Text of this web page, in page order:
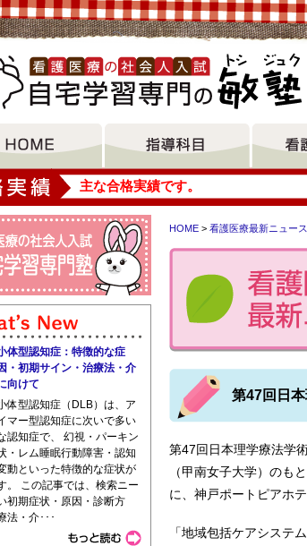
短期大学 主な合格実績です。
師会聖灯看護専門学校 聖バルナバ助産師学院
師会看護学校 上板橋看護専門学校 鹿児島医療
北多摩看護専門学校 八戸看護学校 王子市立看
センター附属看護学校 神戸市医師会看護専門
HOME > 看護医療最新ニュース
第47回日
第47回日本理学療法学
（甲南女子大学）のも
に、神戸ポートピアホ
「地域包括ケアシステ
体型認知症：特徴的な症
・初期サイン・治療法・介
向けて
体型認知症（DLB）は、ア
マー型認知症に次いで多い
認知症で、 幻視・パーキン
・レム睡眠行動障害・認知
動といった特徴的な症状が
。 この記事では、検索ニー
初期症状・原因・診断方
法・介･･･